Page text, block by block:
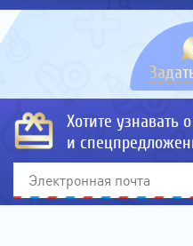
Хотите узнавать
и